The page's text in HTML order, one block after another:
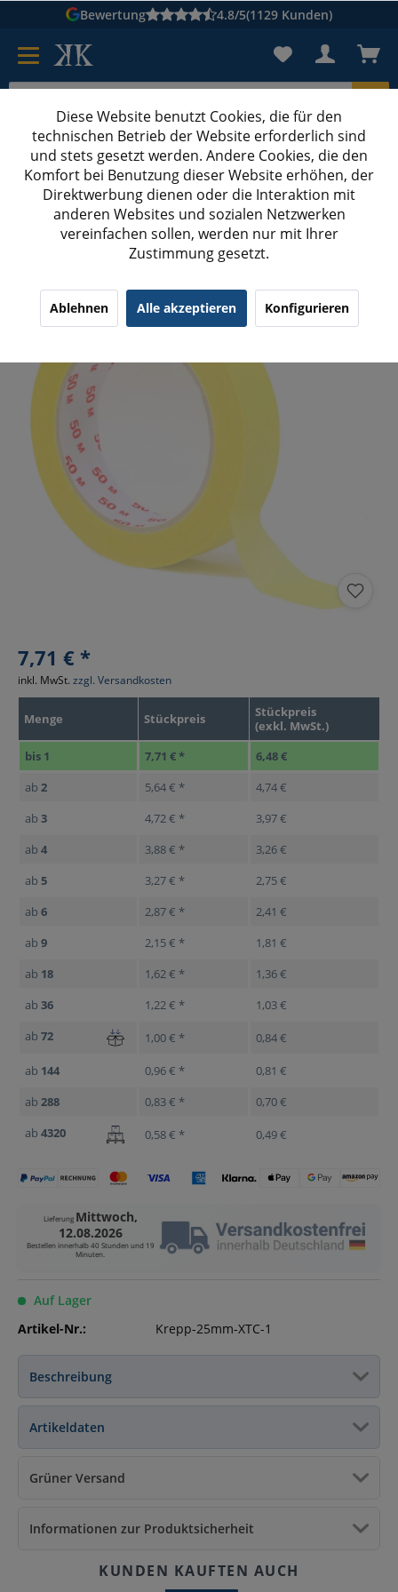
Bewertung 4.8/5(1129 Kunden)
Karton suchen
Kartons bedruckenKartons nach Maß
Kreppband
Malerkrepp 25 mm x 50 m
7,71 € *
Menge Stückpreis
Stückpreis
(exkl. MwSt.)
bis 1 7,71 € *
6,48 €
ab 2 5,64 € *
4,74 €
ab 3 4,72 € *
3,97 €
ab 4 3,88 € *
3,26 €
ab 5 3,27 € *
2,75 €
ab 6 2,87 € *
2,41 €
ab 9 2,15 € *
1,81 €
ab 18 1,62 € *
1,36 €
ab 36 1,22 € *
1,03 €
ab 72 1,00 € * 0,84 €
ab 144 0,96 € *
0,81 €
ab 288 0,83 € *
0,70 €
ab 4320 0,58 € * 0,49 €
inkl. MwSt. zzgl. Versandkosten
Lieferung Mittwoch,
12.08.2026
Bestellen innerhalb40 Stunden und 19
Minuten.
Auf Lager
Artikel-Nr.:
Krepp-25mm-XTC-1
Beschreibung
Artikeldaten
Grüner Versand
Informationen zur Produktsicherheit
Diese Website benutzt Cookies, die für den
technischen Betrieb der Website erforderlich sind
und stets gesetzt werden. Andere Cookies, die den
Komfort bei Benutzung dieser Website erhöhen, der
Direktwerbung dienen oder die Interaktion mit
anderen Websites und sozialen Netzwerken
vereinfachen sollen, werden nur mit Ihrer
Zustimmung gesetzt.
Ablehnen Alle akzeptieren Konfigurieren